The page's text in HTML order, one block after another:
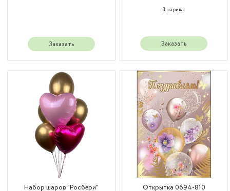
Заказать
3 шарика
Заказать
Набор шаров "Росбери" Открытка 0694-810